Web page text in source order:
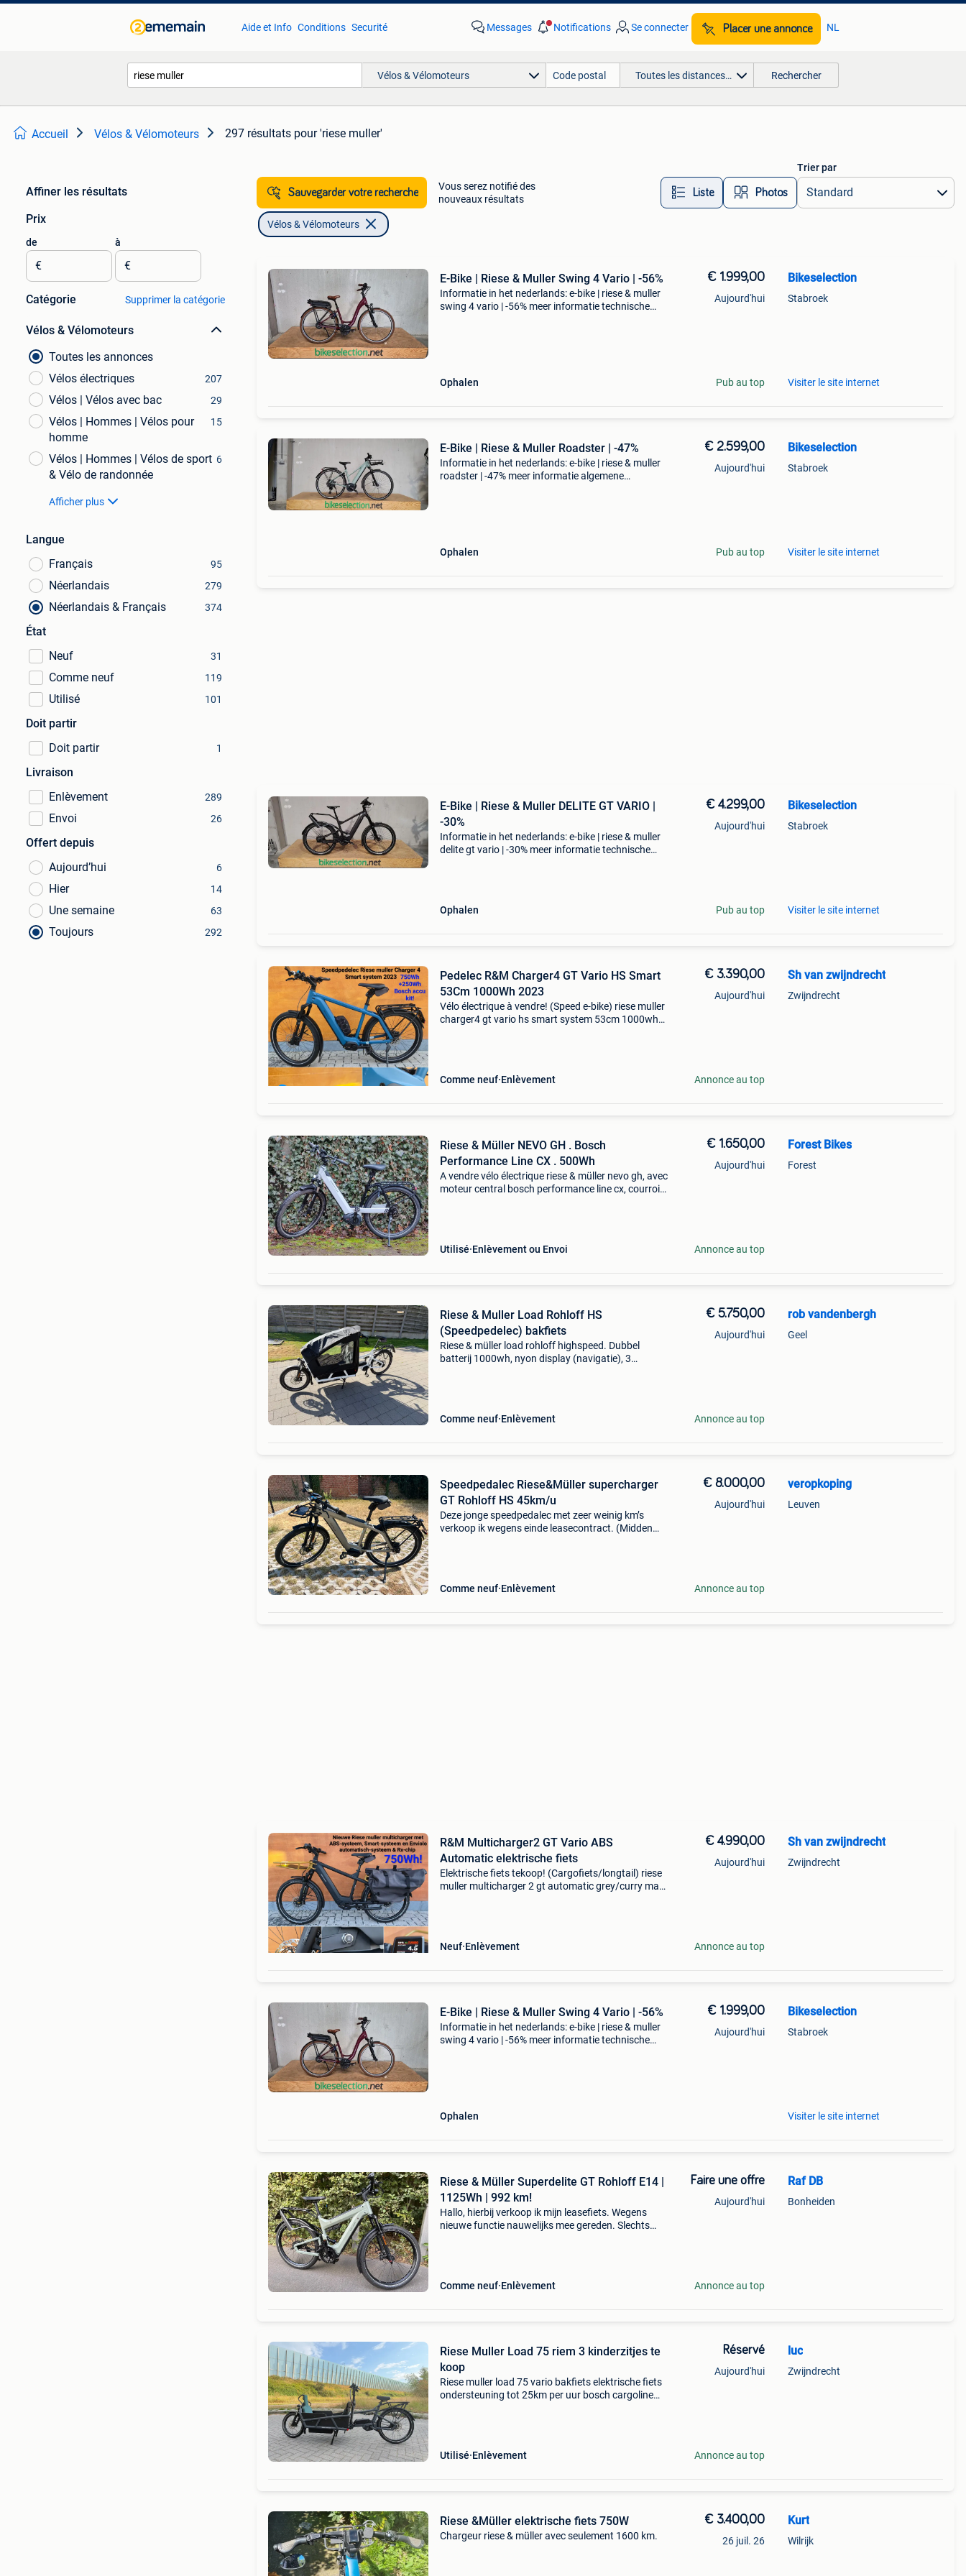
Aide et Info Conditions Securité Messages Notifications Se connecter Placer une annonce NL
Vélos & Vélomoteurs Toutes les distances… Rechercher
Accueil Vélos & Vélomoteurs 297 résultats pour 'riese muller'
Affiner les résultats
Prix
de
€
à
€
Catégorie Supprimer la catégorie
Vélos & Vélomoteurs
Toutes les annonces
Vélos électriques
207
Vélos | Vélos avec bac 29
Vélos | Hommes | Vélos pour
homme
15
Vélos | Hommes | Vélos de sport
& Vélo de randonnée
6
Afficher plus
Langue
Français
95
Néerlandais 279
Néerlandais & Français 374
État
Neuf
31
Comme neuf 119
Utilisé 101
Doit partir
Doit partir
1
Livraison
Enlèvement
289
Envoi 26
Offert depuis
Aujourd’hui
6
Hier 14
Une semaine 63
Toujours 292
Sauvegarder votre recherche
Vous serez notifié des
nouveaux résultats
Liste Photos
Trier par
Vélos & Vélomoteurs
E-Bike | Riese & Muller Swing 4 Vario | -56%
Informatie in het nederlands: e-bike | riese & muller
swing 4 vario | -56% meer informatie technische
Ophalen
€ 1.999,00
Aujourd'hui
Pub au top
Bikeselection
Stabroek
Visiter le site internet
E-Bike | Riese & Muller Roadster | -47%
Informatie in het nederlands: e-bike | riese & muller
roadster | -47% meer informatie algemene
Ophalen
€ 2.599,00
Aujourd'hui
Pub au top
Bikeselection
Stabroek
Visiter le site internet
E-Bike | Riese & Muller DELITE GT VARIO |
-30%
Informatie in het nederlands: e-bike | riese & muller
delite gt vario | -30% meer informatie technische
Ophalen
€ 4.299,00
Aujourd'hui
Pub au top
Bikeselection
Stabroek
Visiter le site internet
Pedelec R&M Charger4 GT Vario HS Smart
53Cm 1000Wh 2023
Vélo électrique à vendre! (Speed e-bike) riese muller
charger4 gt vario hs smart system 53cm 1000wh
Comme neuf Enlèvement
€ 3.390,00
Aujourd'hui
Annonce au top
Sh van zwijndrecht
Zwijndrecht
Riese & Müller NEVO GH . Bosch
Performance Line CX . 500Wh
A vendre vélo électrique riese & müller nevo gh, avec
moteur central bosch performance line cx, courroie
Utilisé Enlèvement ou Envoi
€ 1.650,00
Aujourd'hui
Annonce au top
Forest Bikes
Forest
Riese & Muller Load Rohloff HS
(Speedpedelec) bakfiets
Riese & müller load rohloff highspeed. Dubbel
batterij 1000wh, nyon display (navigatie), 3
Comme neuf Enlèvement
€ 5.750,00
Aujourd'hui
Annonce au top
rob vandenbergh
Geel
Speedpedalec Riese&Müller supercharger
GT Rohloff HS 45km/u
Deze jonge speedpedalec met zeer weinig km’s
verkoop ik wegens einde leasecontract. (Midden
Comme neuf Enlèvement
€ 8.000,00
Aujourd'hui
Annonce au top
veropkoping
Leuven
R&M Multicharger2 GT Vario ABS
Automatic elektrische fiets
Elektrische fiets tekoop! (Cargofiets/longtail) riese
muller multicharger 2 gt automatic grey/curry matt
Neuf Enlèvement
€ 4.990,00
Aujourd'hui
Annonce au top
Sh van zwijndrecht
Zwijndrecht
E-Bike | Riese & Muller Swing 4 Vario | -56%
Informatie in het nederlands: e-bike | riese & muller
swing 4 vario | -56% meer informatie technische
Ophalen
€ 1.999,00
Aujourd'hui
Bikeselection
Stabroek
Visiter le site internet
Riese & Müller Superdelite GT Rohloff E14 |
1125Wh | 992 km!
Hallo, hierbij verkoop ik mijn leasefiets. Wegens
nieuwe functie nauwelijks mee gereden. Slechts
Comme neuf Enlèvement
Faire une offre
Aujourd'hui
Annonce au top
Raf DB
Bonheiden
Riese Muller Load 75 riem 3 kinderzitjes te
koop
Riese muller load 75 vario bakfiets elektrische fiets
ondersteuning tot 25km per uur bosch cargoline
Utilisé Enlèvement
Réservé
Aujourd'hui
Annonce au top
luc
Zwijndrecht
Riese &Müller elektrische fiets 750W
Chargeur riese & müller avec seulement 1600 km.
€ 3.400,00
26 juil. 26
Kurt
Wilrijk